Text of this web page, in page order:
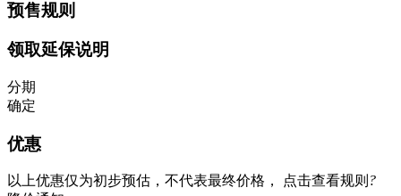
预售规则
领取延保说明
分期
确定
优惠
以上优惠仅为初步预估，不代表最终价格， 点击查看规则 ?